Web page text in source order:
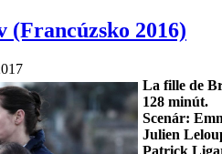
(Francúzsko 2016)
La fille de
128 minút.
Scenár:
Julien
Patrick